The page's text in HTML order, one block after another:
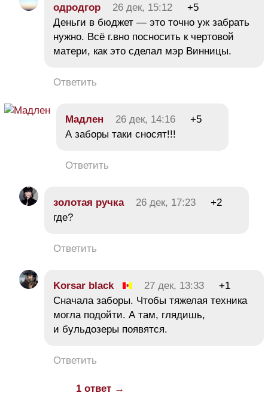
одродгор 26 дек, 15:12
+5
Деньги в бюджет — это точно уж забрать
нужно. Всё г.вно посносить к чертовой
матери, как это сделал мэр Винницы.
Ответить
Мадлен 26 дек, 14:16
+5
А заборы таки сносят!!!
Ответить
золотая ручка 26 дек, 17:23
+2
где?
Ответить
Korsar black 27 дек, 13:33
+1
Сначала заборы. Чтобы тяжелая техника
могла подойти. А там, глядишь,
и бульдозеры появятся.
Ответить
1 ответ →